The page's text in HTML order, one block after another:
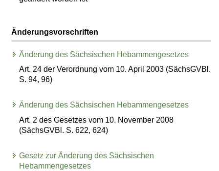
Änderungsvorschriften
Änderung des Sächsischen Hebammengesetzes
Art. 24 der Verordnung vom 10. April 2003 (SächsGVBl.
S. 94, 96)
Änderung des Sächsischen Hebammengesetzes
Art. 2 des Gesetzes vom 10. November 2008
(SächsGVBl. S. 622, 624)
Gesetz zur Änderung des Sächsischen
Hebammengesetzes